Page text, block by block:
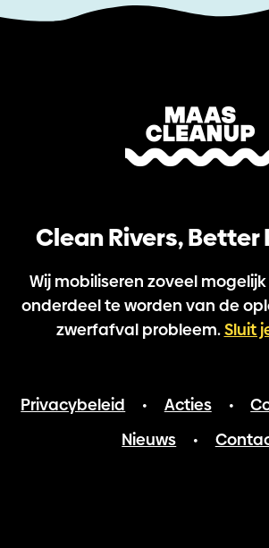
Clean Rivers, Better
Wij mobiliseren zoveel
onderdeel te worden van de
zwerfafval probleem.Sluit
Privacybeleid • Acties •
Nieuws •